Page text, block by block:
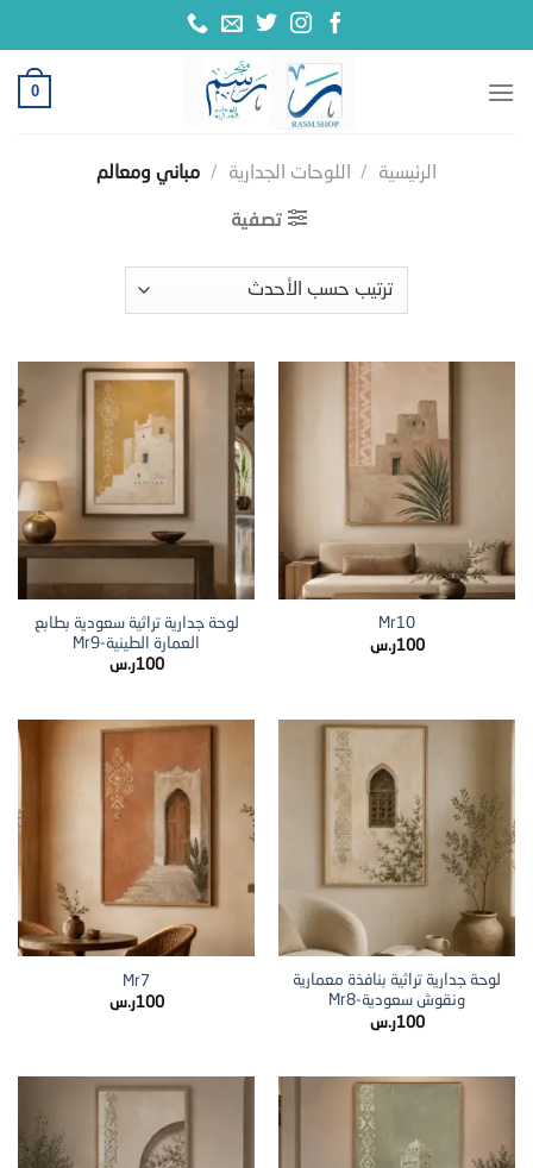
0
الرئيسية / اللوحات الجدارية / مباني ومعالم
تصفية
Mr10
100ر.س
لوحة جدارية تراثية سعودية بطابع
العمارة الطينية-Mr9
100ر.س
لوحة جدارية تراثية بنافذة معمارية
ونقوش سعودية-Mr8
100ر.س
Mr7
100ر.س